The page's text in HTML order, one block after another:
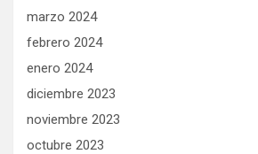
marzo 2024
febrero 2024
enero 2024
diciembre 2023
noviembre 2023
octubre 2023